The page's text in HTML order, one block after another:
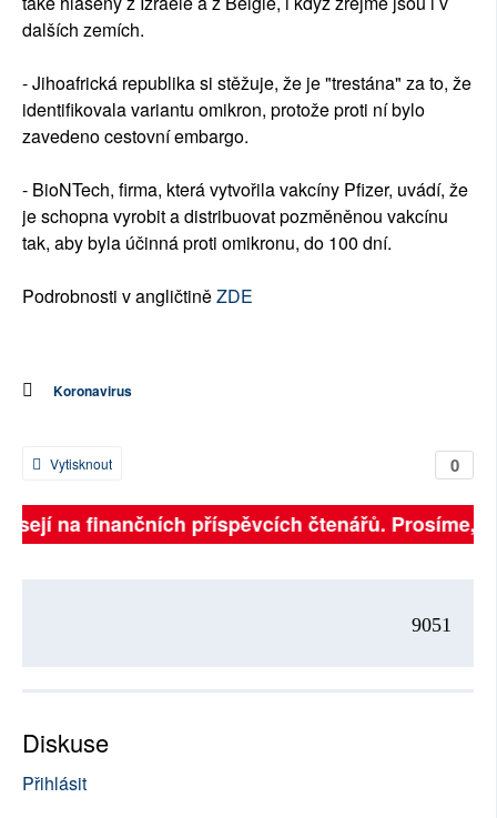
dalších zemích.
- Jihoafrická republika si stěžuje, že je "trestána" za to, že
identifikovala variantu omikron, protože proti ní bylo
zavedeno cestovní embargo.
- BioNTech, firma, která vytvořila vakcíny Pfizer, uvádí, že
je schopna vyrobit a distribuovat pozměněnou vakcínu
tak, aby byla účinná proti omikronu, do 100 dní.
Podrobnosti v angličtiněZDE
Koronavirus
0
Vytisknout
na finančních příspěvcích čtenářů. Prosíme,
9051
Diskuse
Přihlásit